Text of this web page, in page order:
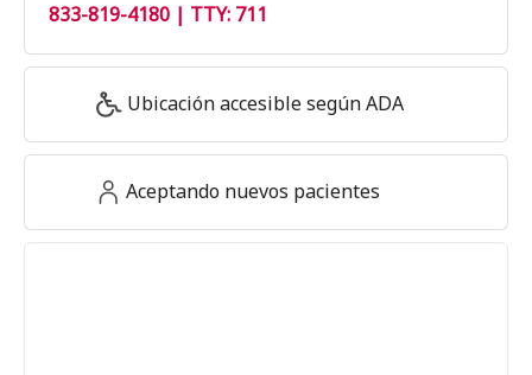
833-819-4180 | TTY: 711
Ubicación accesible según ADA
Aceptando nuevos pacientes